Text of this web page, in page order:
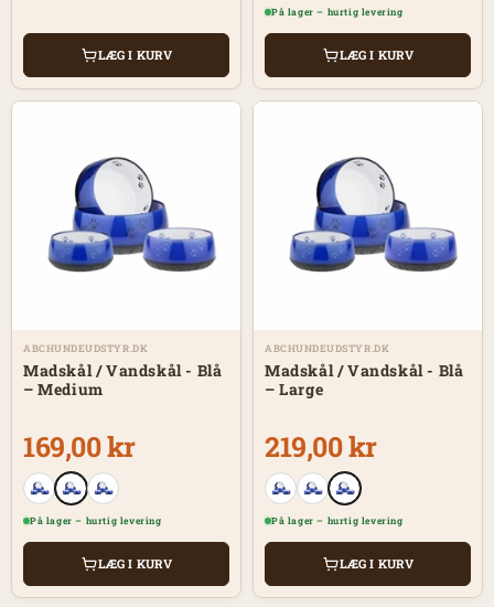
LÆG I KURV
På lager – hurtig levering
LÆG I KURV
ABCHUNDEUDSTYR.DK
Madskål / Vandskål - Blå
– Medium
169,00 kr
På lager – hurtig levering
LÆG I KURV
ABCHUNDEUDSTYR.DK
Madskål / Vandskål - Blå
– Large
219,00 kr
På lager – hurtig levering
LÆG I KURV